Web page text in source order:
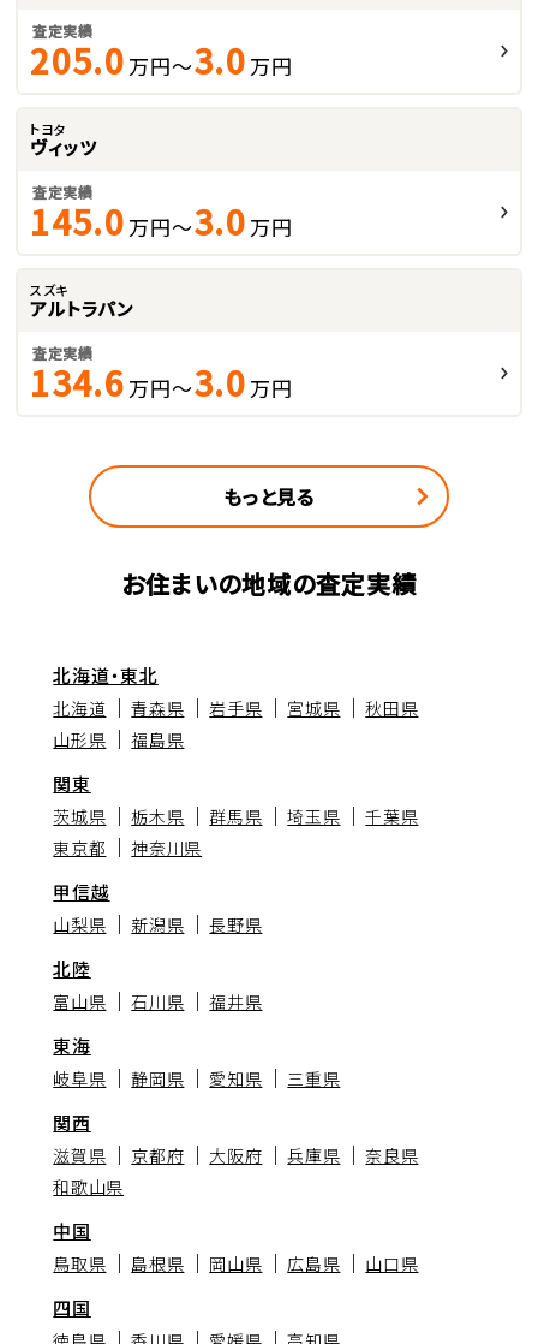
査定実績
205.0 万円～3.0 万円
トヨタ
ヴィッツ
査定実績
145.0 万円～3.0 万円
スズキ
アルトラパン
査定実績
134.6 万円～3.0 万円
もっと見る
お住まいの地域の査定実績
北海道・東北
北海道 青森県 岩手県 宮城県
秋田県
山形県
福島県
関東
茨城県 栃木県 群馬県 埼玉県
千葉県
東京都
神奈川県
甲信越
山梨県 新潟県 長野県
北陸
富山県 石川県 福井県
東海
岐阜県 静岡県 愛知県 三重県
関西
滋賀県 京都府 大阪府 兵庫県
奈良県
和歌山県
中国
鳥取県 島根県 岡山県 広島県 山口県
四国